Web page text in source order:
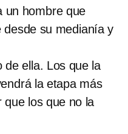
un hombre que
desde su medianía y
de ella. Los que la
la etapa más
que los que no la